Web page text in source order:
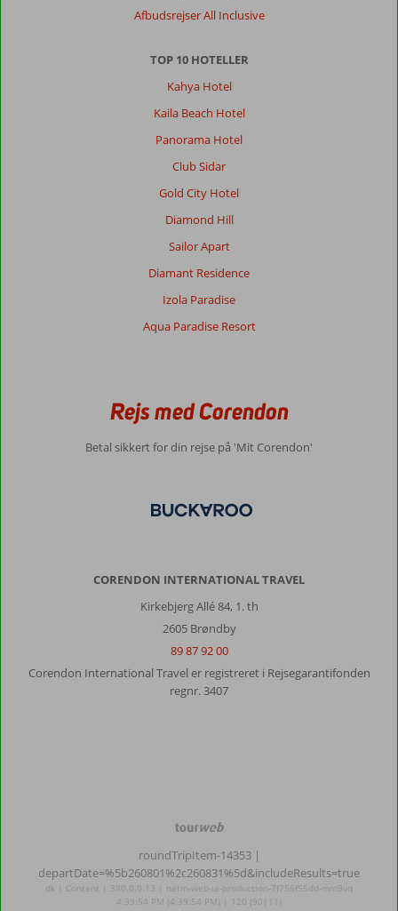
Afbudsrejser All Inclusive
TOP 10 HOTELLER
Kahya Hotel
Kaila Beach Hotel
Panorama Hotel
Club Sidar
Gold City Hotel
Diamond Hill
Sailor Apart
Diamant Residence
Izola Paradise
Aqua Paradise Resort
Rejs med Corendon
Betal sikkert for din rejse på 'Mit Corendon'
CORENDON INTERNATIONAL TRAVEL
Kirkebjerg Allé 84, 1. th
2605 Brøndby
89 87 92 00
Corendon International Travel er registreret i Rejsegarantifonden
regnr. 3407
TourWeb
NetMatch
roundTripItem-14353 |
departDate=%5b260801%2c260831%5d&includeResults=true
dk | Content | 380.0.0.13 | netm-web-ui-production-7f756f55dd-mm9vq
4:39:54 PM (4:39:54 PM) | 120 (90|11)